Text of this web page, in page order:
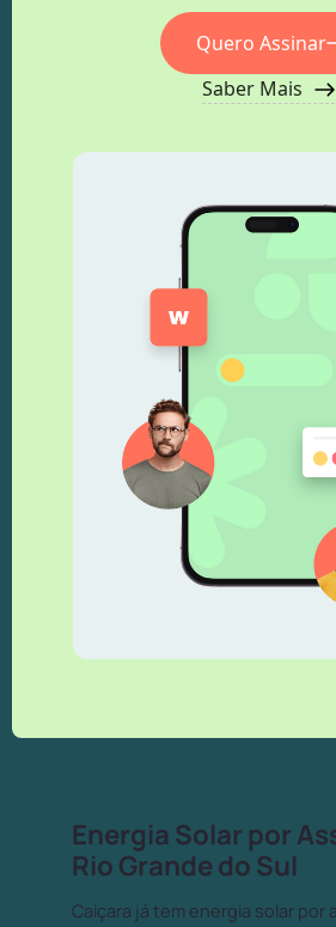
Quero Assinar
Saber Mais
Energia Solar por
Rio Grande do Sul
Caiçara já tem energia solar por